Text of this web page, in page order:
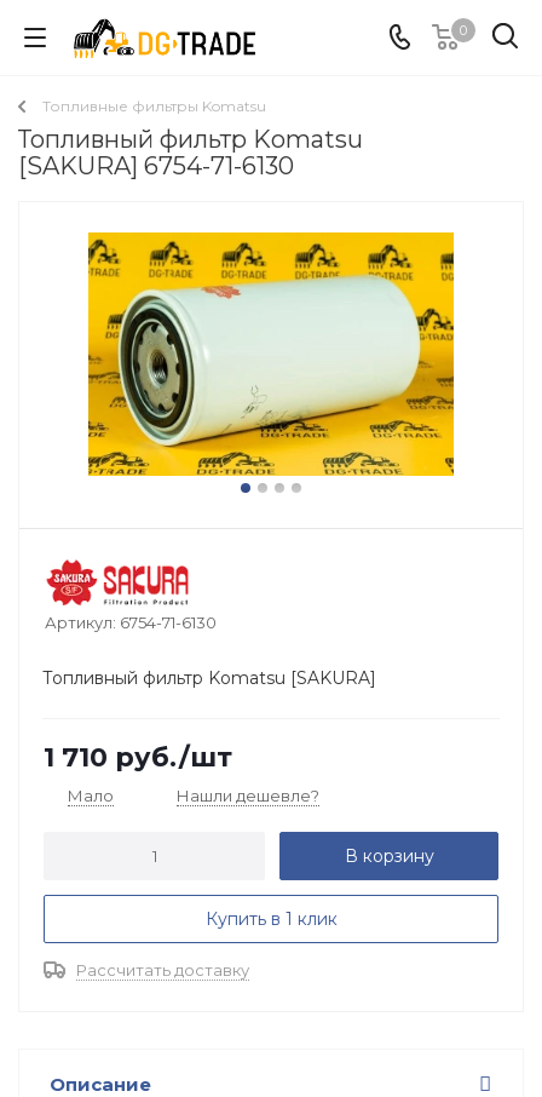
0
Топливные фильтры Komatsu
Топливный фильтр Komatsu
[SAKURA] 6754-71-6130
Артикул: 6754-71-6130
Топливный фильтр Komatsu [SAKURA]
1 710 руб./шт
Мало Нашли дешевле?
В корзину
Купить в 1 клик
Рассчитать доставку
Описание